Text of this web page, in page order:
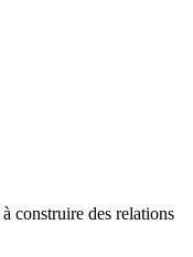
construire des relations